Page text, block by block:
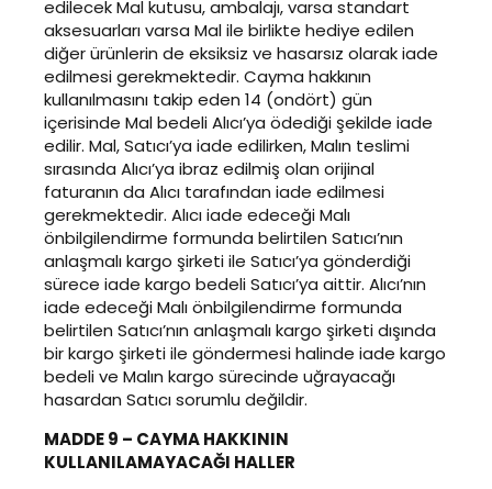
edilecek Mal kutusu, ambalajı, varsa standart
aksesuarları varsa Mal ile birlikte hediye edilen
diğer ürünlerin de eksiksiz ve hasarsız olarak iade
edilmesi gerekmektedir. Cayma hakkının
kullanılmasını takip eden 14 (ondört) gün
içerisinde Mal bedeli Alıcı’ya ödediği şekilde iade
edilir. Mal, Satıcı’ya iade edilirken, Malın teslimi
sırasında Alıcı’ya ibraz edilmiş olan orijinal
faturanın da Alıcı tarafından iade edilmesi
gerekmektedir. Alıcı iade edeceği Malı
önbilgilendirme formunda belirtilen Satıcı’nın
anlaşmalı kargo şirketi ile Satıcı’ya gönderdiği
sürece iade kargo bedeli Satıcı’ya aittir. Alıcı’nın
iade edeceği Malı önbilgilendirme formunda
belirtilen Satıcı’nın anlaşmalı kargo şirketi dışında
bir kargo şirketi ile göndermesi halinde iade kargo
bedeli ve Malın kargo sürecinde uğrayacağı
hasardan Satıcı sorumlu değildir.
MADDE 9 – CAYMA HAKKININ
KULLANILAMAYACAĞI HALLER